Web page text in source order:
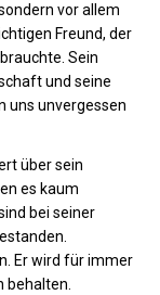
vor allem
Freund, der
Sein
und seine
uns unvergessen
über sein
es kaum
bei seiner
Er wird für immer
behalten.